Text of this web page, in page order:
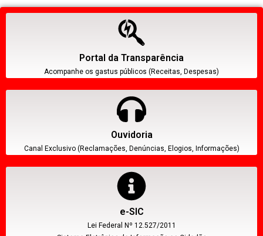
Portal da Transparência
Acompanhe os gastus públicos (Receitas, Despesas)
Ouvidoria
Canal Exclusivo (Reclamações, Denúncias, Elogios, Informações)
e-SIC
Lei Federal Nº 12.527/2011